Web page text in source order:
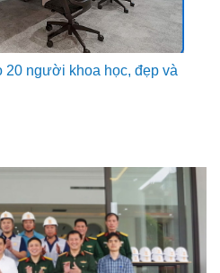
20 người khoa học, đẹp và